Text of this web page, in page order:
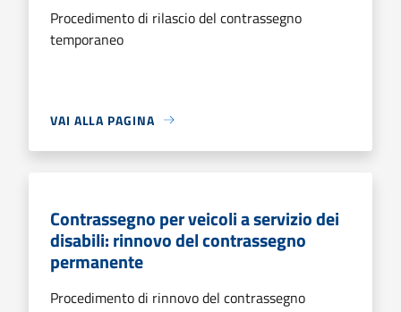
Procedimento di rilascio del contrassegno
temporaneo
VAI ALLA PAGINA
Contrassegno per veicoli a servizio dei
disabili: rinnovo del contrassegno
permanente
Procedimento di rinnovo del contrassegno